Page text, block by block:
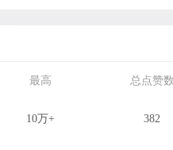
最高 总点赞数
10万+ 382